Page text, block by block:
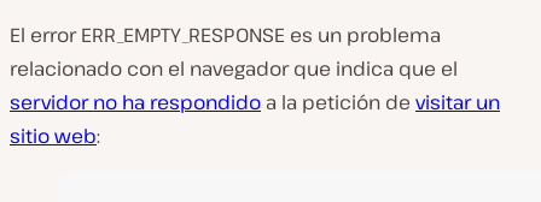
El error ERR_EMPTY_RESPONSE es un problema
relacionado con el navegador que indica que el
servidor no ha respondido a la petición de visitar un
sitio web: